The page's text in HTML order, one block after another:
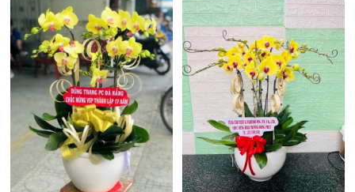
Mua ngay Mua ngay